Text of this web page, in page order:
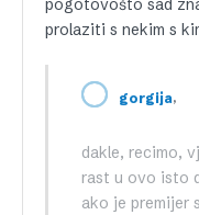
pogotovošto sad
prolaziti s nekim s
gorgija,
dakle, recimo,
rast u ovo isto
ako je premijer